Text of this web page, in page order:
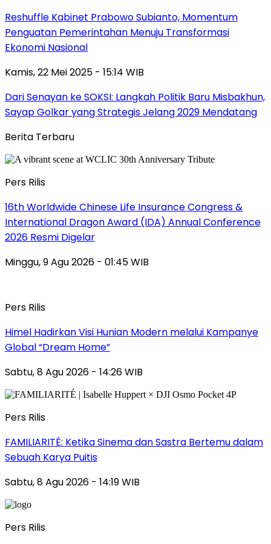
Reshuffle Kabinet Prabowo Subianto, Momentum
Penguatan Pemerintahan Menuju Transformasi
Ekonomi Nasional
Kamis, 22 Mei 2025 - 15:14 WIB
Dari Senayan ke SOKSI: Langkah Politik Baru Misbakhun,
Sayap Golkar yang Strategis Jelang 2029 Mendatang
Berita Terbaru
Pers Rilis
16th Worldwide Chinese Life Insurance Congress &
International Dragon Award (IDA) Annual Conference
2026 Resmi Digelar
Minggu, 9 Agu 2026 - 01:45 WIB
Pers Rilis
Himel Hadirkan Visi Hunian Modern melalui Kampanye
Global “Dream Home”
Sabtu, 8 Agu 2026 - 14:26 WIB
Pers Rilis
FAMILIARITÉ: Ketika Sinema dan Sastra Bertemu dalam
Sebuah Karya Puitis
Sabtu, 8 Agu 2026 - 14:19 WIB
Pers Rilis